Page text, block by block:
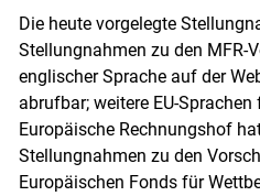
Die heute vorgelegte
Stellungnahmen zu den MFR-
englischer Sprache auf der
abrufbar; weitere EU-
Europäische Rechnungshof
Stellungnahmen zu den
Europäischen Fonds für